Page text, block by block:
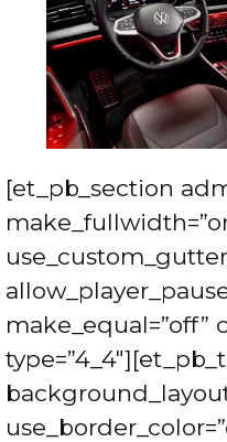
[et_pb_section